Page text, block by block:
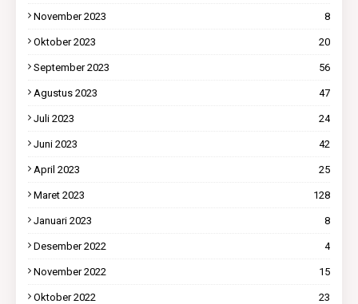
November 2023 8
Oktober 2023 20
September 2023 56
Agustus 2023 47
Juli 2023 24
Juni 2023 42
April 2023 25
Maret 2023 128
Januari 2023 8
Desember 2022 4
November 2022 15
Oktober 2022 23